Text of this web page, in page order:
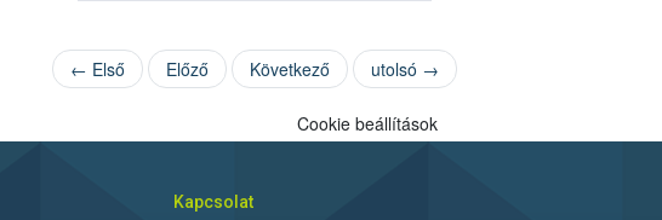
← Első Előző Következő utolsó →
Cookie beállítások
Kapcsolat